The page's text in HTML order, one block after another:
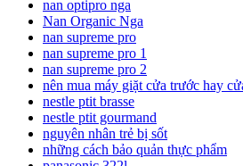
nan optipro nga
Nan Organic Nga
nan supreme pro
nan supreme pro 1
nan supreme pro 2
nên mua máy giặt cửa trước hay
nestle ptit brasse
nestle ptit gourmand
nguyên nhân trẻ bị sốt
những cách bảo quản thực phẩm